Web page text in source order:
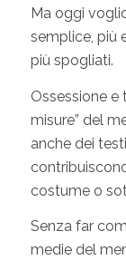
Ma oggi
semplice, più
più spogliati.
Ossessione e
misure” del
anche dei
costume o
Senza far
medie del